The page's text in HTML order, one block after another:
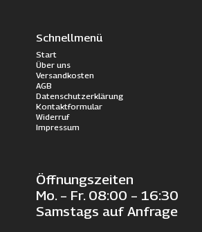
Schnellmenü
Start
Über uns
Versandkosten
AGB
Datenschutzerklärung
Kontaktformular
Widerruf
Impressum
Öffnungszeiten
Mo. – Fr. 08:00 – 16:30
Samstags auf Anfrage